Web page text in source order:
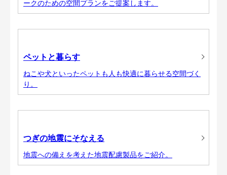
ークのための空間プランをご提案します。
ペットと暮らす
ねこや犬といったペットも人も快適に暮らせる空間づく
り。
つぎの地震にそなえる
地震への備えを考えた地震配慮製品をご紹介。